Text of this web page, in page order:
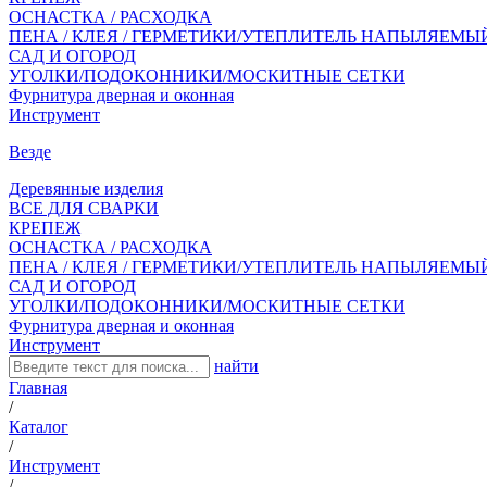
ОСНАСТКА / РАСХОДКА
ПЕНА / КЛЕЯ / ГЕРМЕТИКИ/УТЕПЛИТЕЛЬ
САД И ОГОРОД
УГОЛКИ/ПОДОКОННИКИ/МОСКИТНЫЕ СЕТКИ
Фурнитура дверная и оконная
Инструмент
Везде
Деревянные изделия
ВСЕ ДЛЯ СВАРКИ
КРЕПЕЖ
ОСНАСТКА / РАСХОДКА
ПЕНА / КЛЕЯ / ГЕРМЕТИКИ/УТЕПЛИТЕЛЬ
САД И ОГОРОД
УГОЛКИ/ПОДОКОННИКИ/МОСКИТНЫЕ СЕТКИ
Фурнитура дверная и оконная
Инструмент
найти
Главная
/
Каталог
/
Инструмент